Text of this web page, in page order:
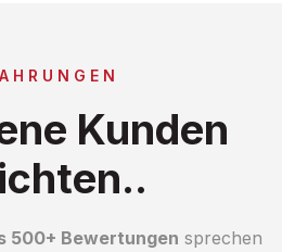
Kunden
500+ Bewertungen sprechen